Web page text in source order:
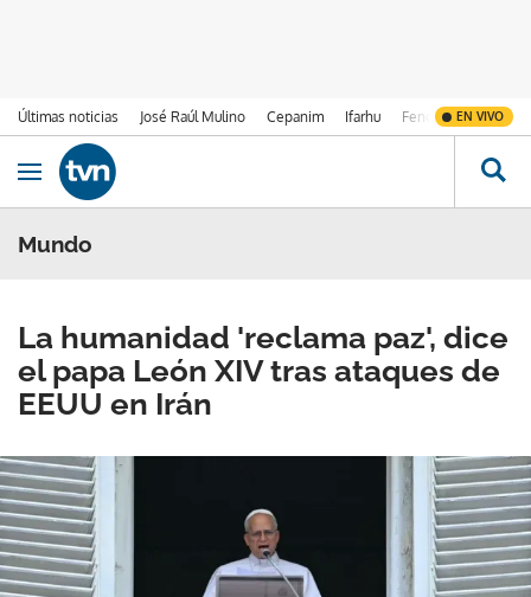
Últimas noticias José Raúl Mulino Cepanim Ifarhu Fenómeno de El
EN VIVO
Ir al contenido
Obrir navegació
Mundo
La humanidad 'reclama paz', dice
el papa León XIV tras ataques de
EEUU en Irán